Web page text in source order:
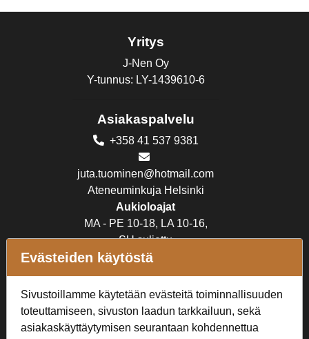
Yritys
J-Nen Oy
Y-tunnus: LY-1439610-6
Asiakaspalvelu
+358 41 537 9381
juta.tuominen@hotmail.com
Ateneuminkuja Helsinki
Aukioloajat
MA - PE 10-18, LA 10-16,
SU suljettu
Verkkokauppa
Tilaus- ja toimitusehdot
Rekisteriseloste
Evästeiden käytöstä
Sivustoillamme käytetään evästeitä toiminnallisuuden
toteuttamiseen, sivuston laadun tarkkailuun, sekä
asiakaskäyttäytymisen seurantaan kohdennettua